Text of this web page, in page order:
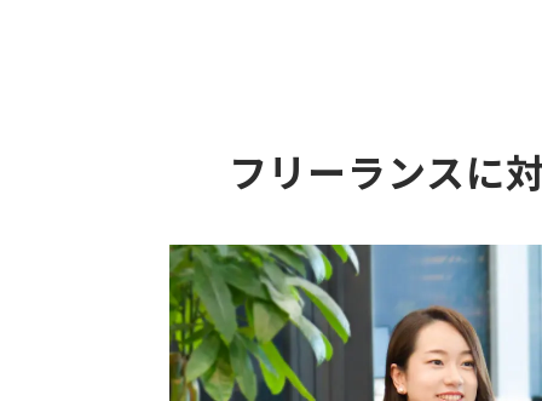
フリーランスに